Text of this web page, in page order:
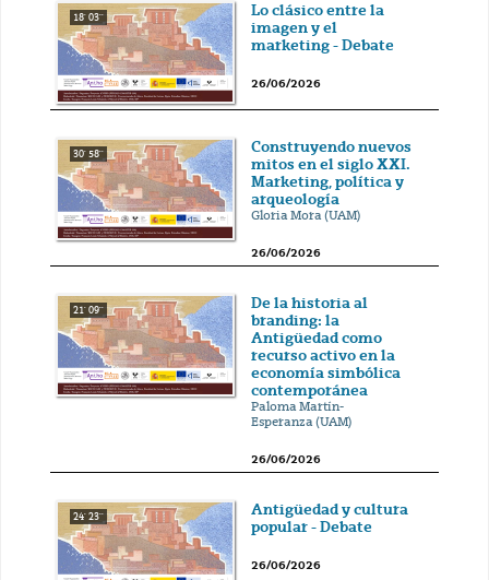
18' 03''
Lo clásico entre la
imagen y el
marketing - Debate
26/06/2026
30' 58''
Construyendo nuevos
mitos en el siglo XXI.
Marketing, política y
arqueología
Gloria Mora (UAM)
26/06/2026
21' 09''
De la historia al
branding: la
Antigüedad como
recurso activo en la
economía simbólica
contemporánea
Paloma Martín-
Esperanza (UAM)
26/06/2026
24' 23''
Antigüedad y cultura
popular - Debate
26/06/2026